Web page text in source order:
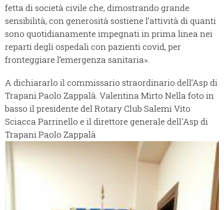
fetta di società civile che, dimostrando grande
sensibilità, con generosità sostiene l’attività di quanti
sono quotidianamente impegnati in prima linea nei
reparti degli ospedali con pazienti covid, per
fronteggiare l’emergenza sanitaria».
A dichiararlo il commissario straordinario dell’Asp di
Trapani Paolo Zappalà. Valentina Mirto Nella foto in
basso il presidente del Rotary Club Salemi Vito
Sciacca Parrinello e il direttore generale dell'Asp di
Trapani Paolo Zappalà